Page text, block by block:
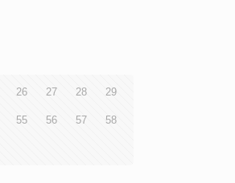
26 27 28 29
55 56 57 58